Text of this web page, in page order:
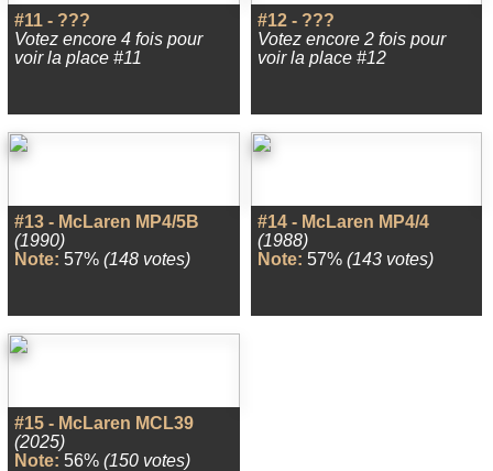
#11 - ???
Votez encore 4 fois pour
voir la place #11
#12 - ???
Votez encore 2 fois pour
voir la place #12
#13 - McLaren MP4/5B
(1990)
Note: 57% (148 votes)
#14 - McLaren MP4/4
(1988)
Note: 57% (143 votes)
#15 - McLaren MCL39
(2025)
Note: 56% (150 votes)